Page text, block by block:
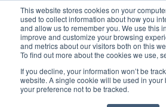
This website stores cookies on your
used to collect information about how you
and allow us to remember you. We use this
improve and customize your browsing
and metrics about our visitors both on this
To find out more about the cookies we use,
If you decline, your information won’t be
website. A single cookie will be used in your
your preference not to be tracked.